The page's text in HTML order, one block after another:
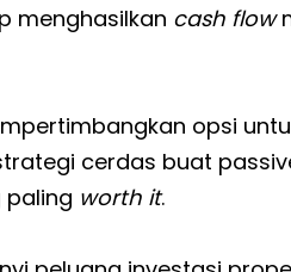
menghasilkan cash flow
opsi
cerdas buat
paling worth it.